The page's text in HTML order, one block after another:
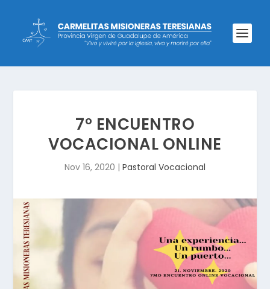
7° ENCUENTRO
VOCACIONAL ONLINE
Nov 16, 2020 | Pastoral Vocacional